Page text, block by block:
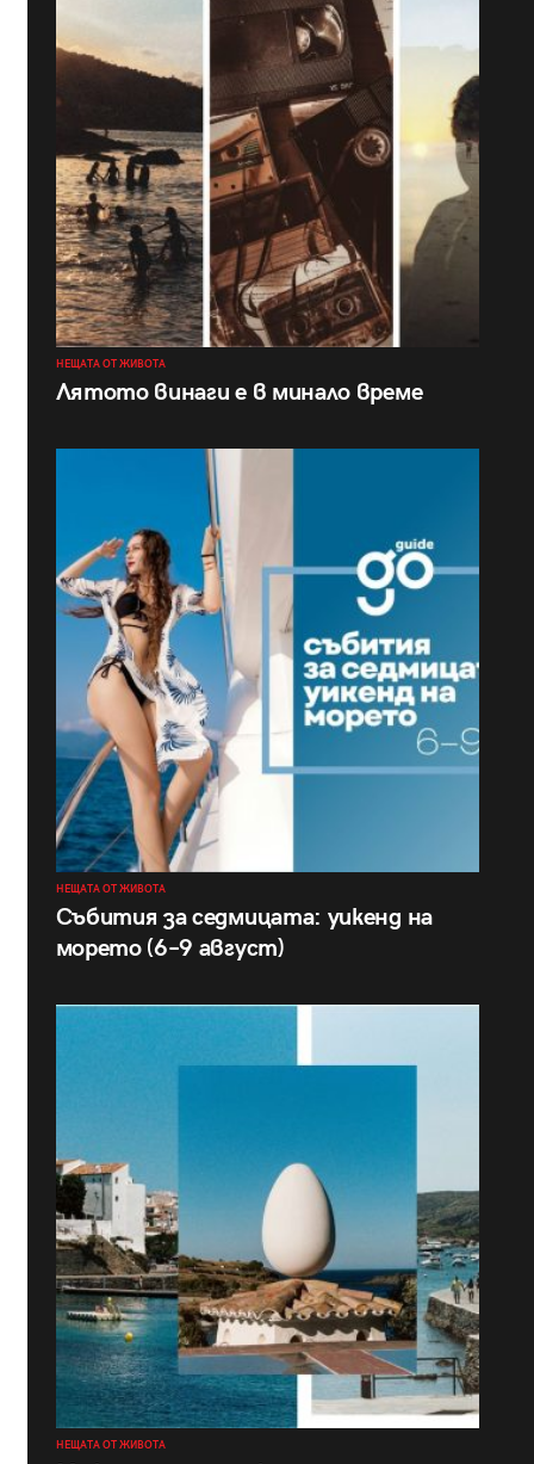
НЕЩАТА ОТ ЖИВОТА
Лятото винаги е в минало време
НЕЩАТА ОТ ЖИВОТА
Събития за седмицата: уикенд на
морето (6–9 август)
НЕЩАТА ОТ ЖИВОТА